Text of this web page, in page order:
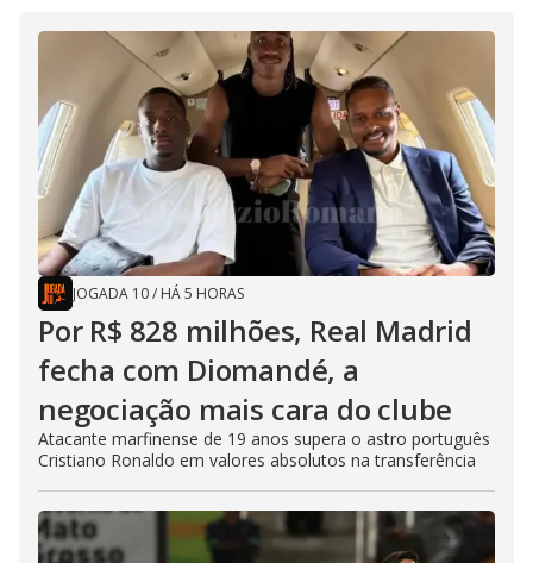
JOGADA 10/ HÁ 5 HORAS
Por R$ 828 milhões, Real Madrid
fecha com Diomandé, a
negociação mais cara do clube
Atacante marfinense de 19 anos supera o astro português
Cristiano Ronaldo em valores absolutos na transferência